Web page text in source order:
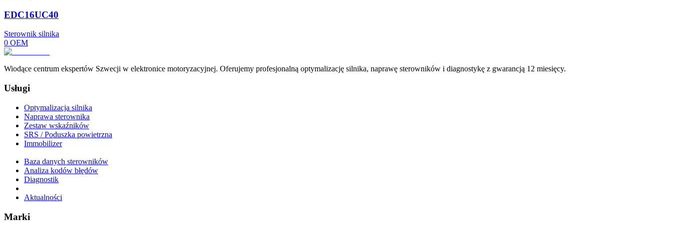
EDC16UC40
Sterownik silnika
0 OEM
Wiodące centrum ekspertów Szwecji w elektronice motoryzacyjnej. Oferujemy profesjonalną optymalizację silnika, naprawę sterowników i diagnostykę z gwarancją 12 miesięcy.
Usługi
Optymalizacja silnika
Naprawa sterownika
Zestaw wskaźników
SRS / Poduszka powietrzna
Immobilizer
Baza danych sterowników
Analiza kodów błędów
Diagnostik
Aktualności
Marki